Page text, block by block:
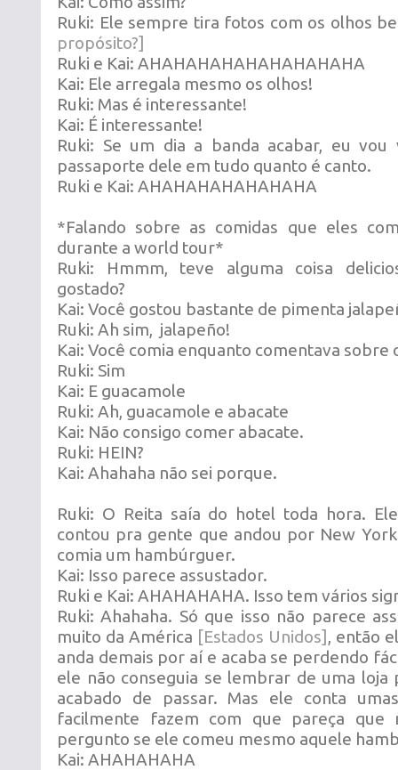
Ruki: Ele sempre tira fotos com os olhos
propósito?]
Ruki e Kai: AHAHAHAHAHAHAHAHAHA
Kai: Ele arregala mesmo os olhos!
Ruki: Mas é interessante!
Kai: É interessante!
Ruki: Se um dia a banda acabar, eu
passaporte dele em tudo quanto é canto.
Ruki e Kai: AHAHAHAHAHAHAHA
*Falando sobre as comidas que eles
durante a world tour*
Ruki: Hmmm, teve alguma coisa
gostado?
Kai: Você gostou bastante de pimenta
Ruki: Ah sim, jalapeño!
Kai: Você comia enquanto comentava sobre
Ruki: Sim
Kai: E guacamole
Ruki: Ah, guacamole e abacate
Kai: Não consigo comer abacate.
Ruki: HEIN?
Kai: Ahahaha não sei porque.
Ruki: O Reita saía do hotel toda hora.
contou pra gente que andou por New
comia um hambúrguer.
Kai: Isso parece assustador.
Ruki e Kai: AHAHAHAHA. Isso tem vários
Ruki: Ahahaha. Só que isso não parece
muito da América [Estados Unidos] , então
anda demais por aí e acaba se perdendo
ele não conseguia se lembrar de uma
acabado de passar. Mas ele conta
facilmente fazem com que pareça que
pergunto se ele comeu mesmo aquele
Kai: AHAHAHAHA